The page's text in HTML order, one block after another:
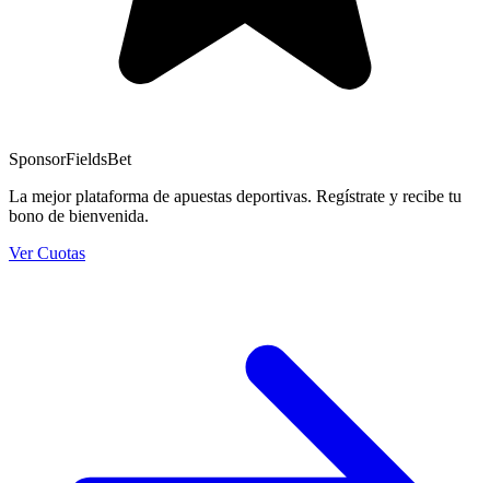
SponsorFieldsBet
La mejor plataforma de apuestas deportivas. Regístrate y recibe tu
bono de bienvenida.
Ver Cuotas